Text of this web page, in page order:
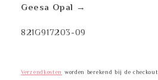
Geesa Opal →
SKU:
821G917203-09
Verzendkosten worden berekend bij de checkout.